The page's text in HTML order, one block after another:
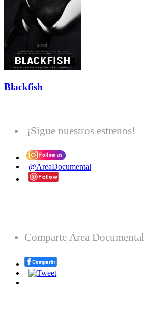
Blackfish
¡Sigue nuestros estrenos!
@AreaDocumental
Comparte Área Documental